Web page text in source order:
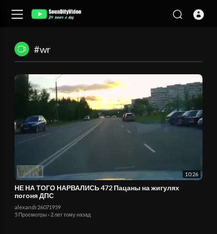
#wr
10:26
НЕ НА ТОГО НАРВАЛИСЬ 472 Пацаны на жигулях
погоня ДПС
alexandr26071959
5 Просмотры · 2 лет тому назад